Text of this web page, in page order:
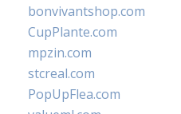
bonvivantshop.com
CupPlante.com
mpzin.com
stcreal.com
PopUpFlea.com